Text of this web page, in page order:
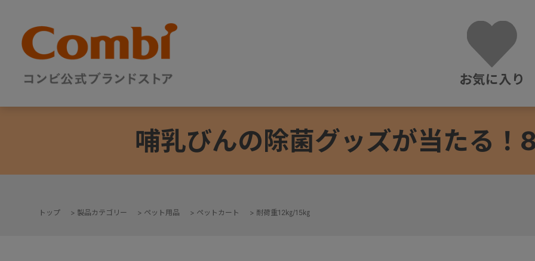
お気に入り
哺乳びんの除菌グッズが当たる
トップ > 製品カテゴリー > ペット用品 > ペットカート > 耐荷重12㎏/15㎏